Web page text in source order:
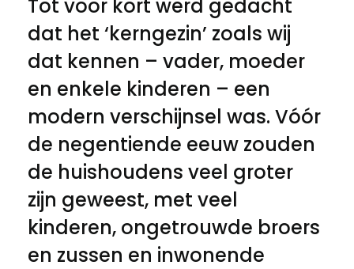
Tot voor kort werd gedacht
dat het ‘kerngezin’ zoals wij
dat kennen – vader, moeder
en enkele kinderen – een
modern verschijnsel was. Vóór
de negentiende eeuw zouden
de huishoudens veel groter
zijn geweest, met veel
kinderen, ongetrouwde broers
en zussen en inwonende